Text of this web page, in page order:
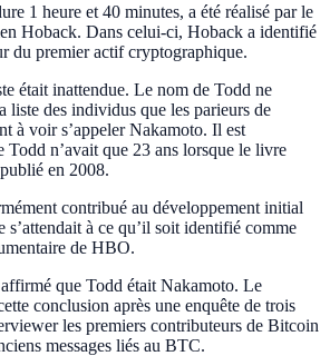
1 heure et 40 minutes, a été réalisé par le
Hoback. Dans celui-ci, Hoback a identifié
du premier actif cryptographique.
était inattendue. Le nom de Todd ne
liste des individus que les parieurs de
à voir s’appeler Nakamoto. Il est
Todd n’avait que 23 ans lorsque le livre
en 2008.
contribué au développement initial
s’attendait à ce qu’il soit identifié comme
de HBO.
que Todd était Nakamoto. Le
conclusion après une enquête de trois
les premiers contributeurs de Bitcoin
messages liés au BTC.